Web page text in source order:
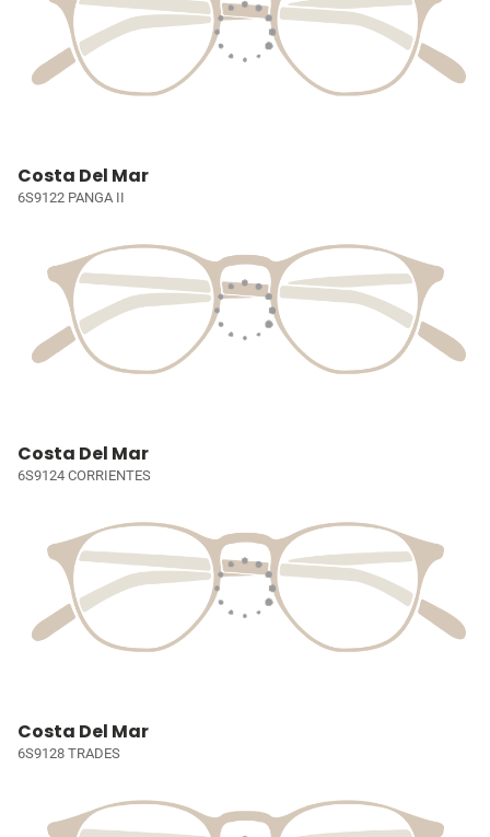
Costa Del Mar
6S9122 PANGA II
Costa Del Mar
6S9124 CORRIENTES
Costa Del Mar
6S9128 TRADES